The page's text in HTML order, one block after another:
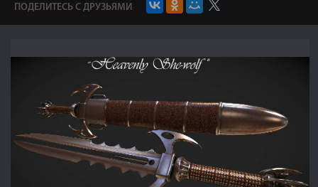
ПОДЕЛИТЕСЬ С ДРУЗЬЯМИ